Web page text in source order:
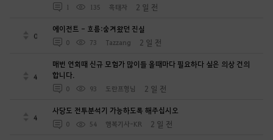
1 135 흑태자 2 일 전
0
에이전트 - 흐름:숨겨왔던 진실
0 73 Tazzang 2 일 전
4
매번 연회때 신규 모험가 많이들 올때마다 필요하다 싶은 의상 건의
합니다.
0 93 도란프형님 2 일 전
4
사당도 전투분석기 가능하도록 해주십시오
0 54 행복기사-KR 2 일 전